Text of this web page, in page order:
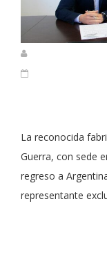
La reconocida
Guerra, con sede
regreso a
representante